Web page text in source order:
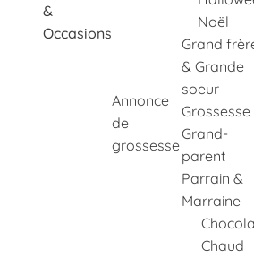
&
Occasions
Noël
Annonce
de
grossesse
Grand
& Grande
soeur
Grossesse
Grand-
parent
Parrain &
Marraine
Chaud